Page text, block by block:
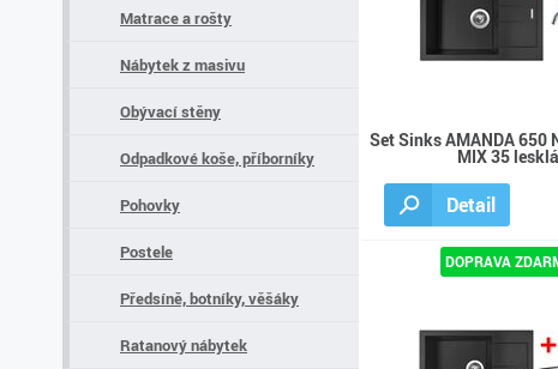
Matrace a rošty
Nábytek z masivu
Obývací stěny
Odpadkové koše, příborníky
Pohovky
Postele
Předsíně, botníky, věšáky
Ratanový nábytek
Set Sinks AMANDA 650
MIX 35 lesklá
Detail